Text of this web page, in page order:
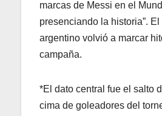
marcas de Messi en el
presenciando la historia”. El
argentino volvió a marcar
campaña.
*El dato central fue el salto
cima de goleadores del